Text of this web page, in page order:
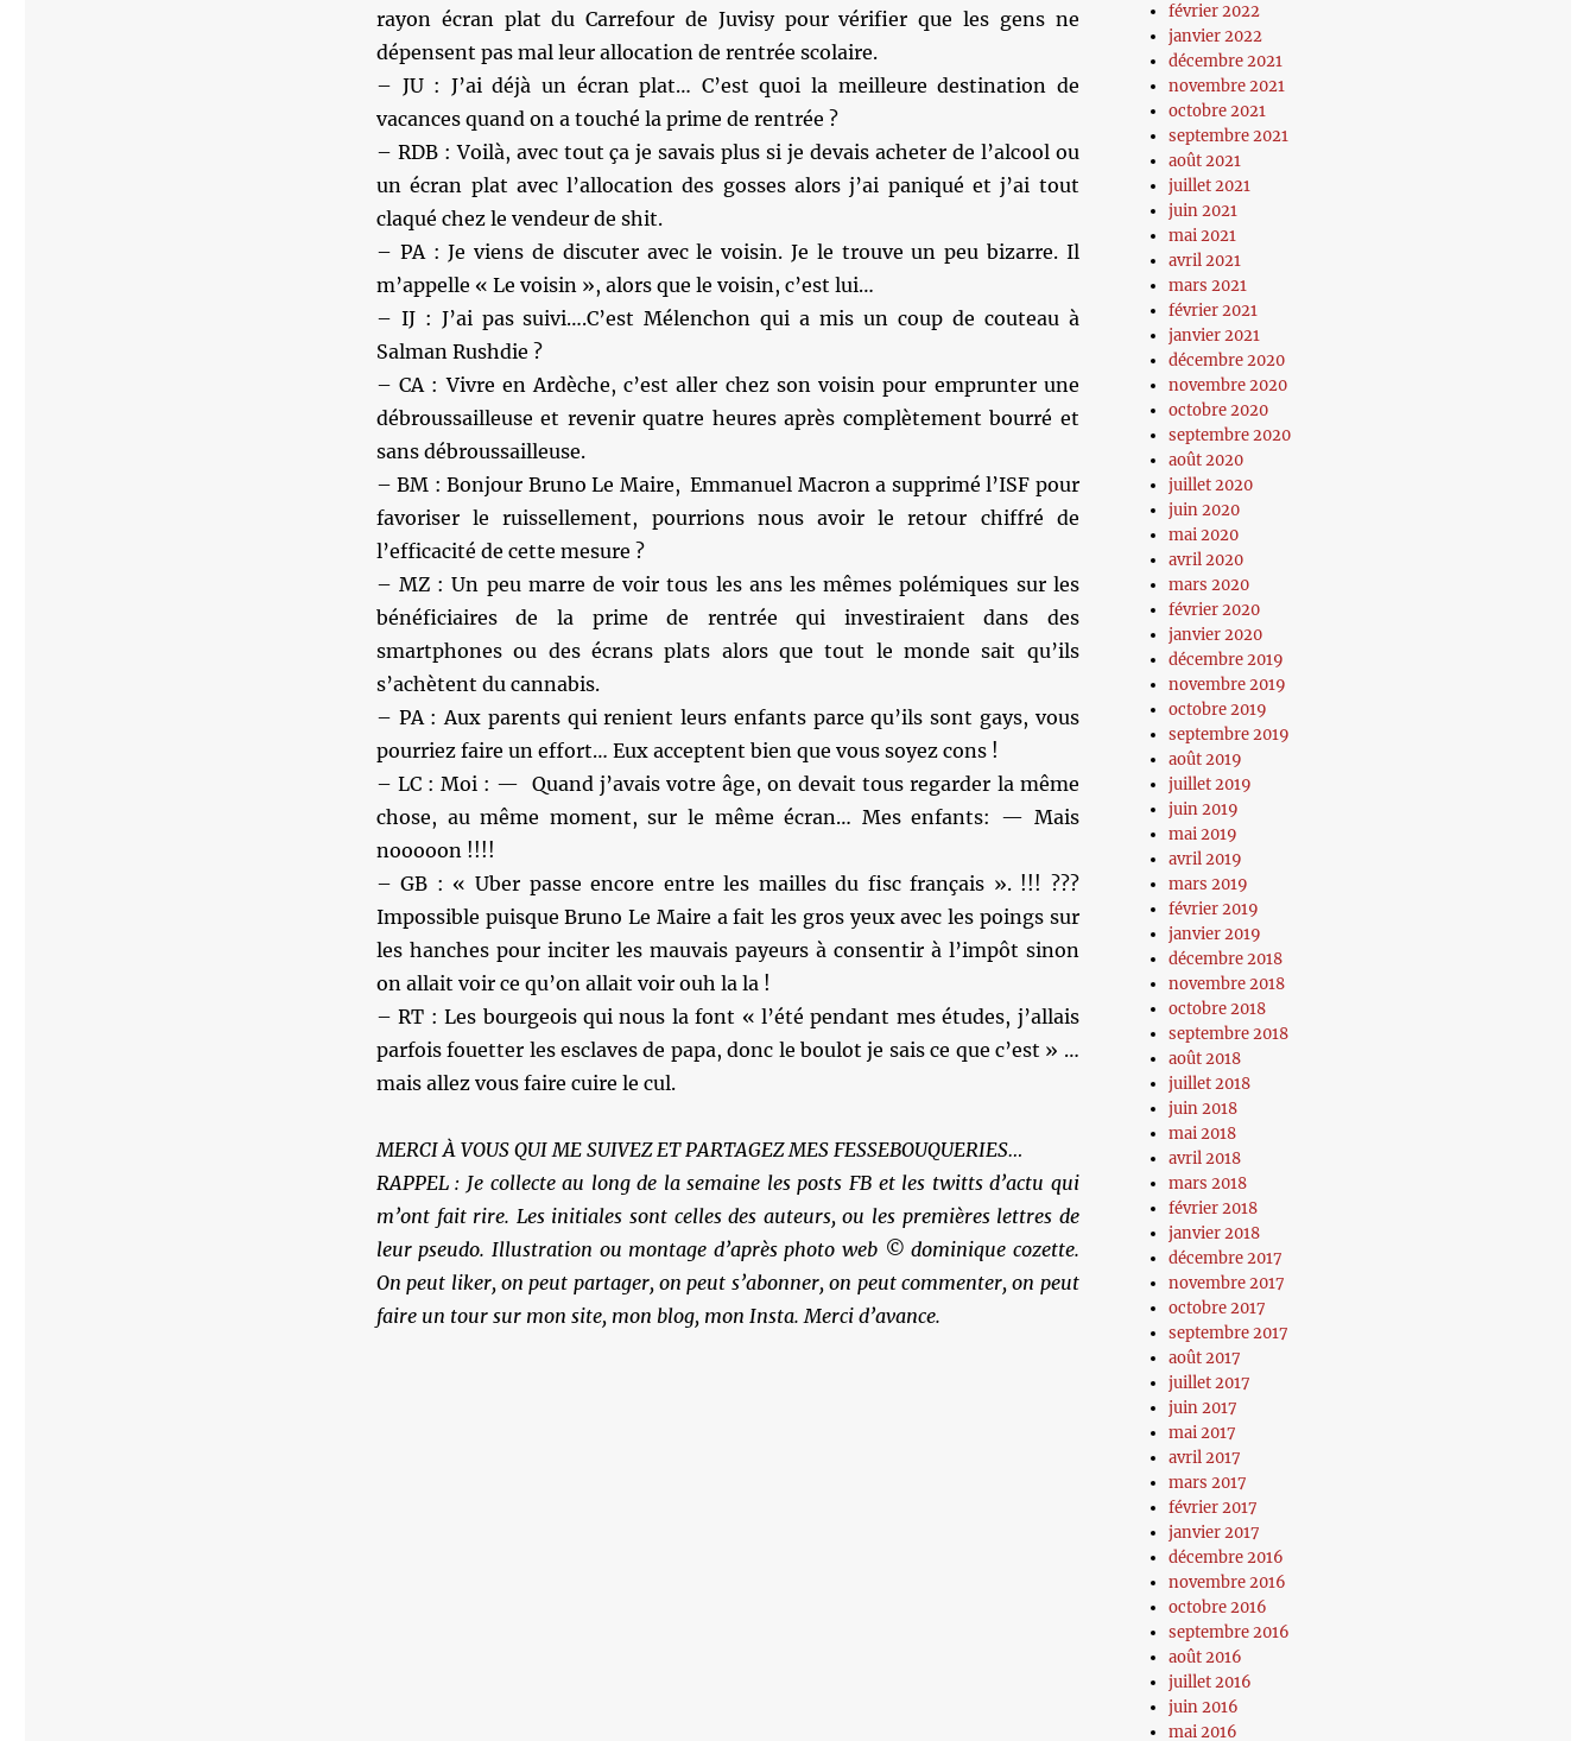
rayon écran plat du Carrefour de Juvisy pour vérifier que les gens ne
dépensent pas mal leur allocation de rentrée scolaire.
– JU : J’ai déjà un écran plat… C’est quoi la meilleure destination de
vacances quand on a touché la prime de rentrée ?
– RDB : Voilà, avec tout ça je savais plus si je devais acheter de l’alcool ou
un écran plat avec l’allocation des gosses alors j’ai paniqué et j’ai tout
claqué chez le vendeur de shit.
– PA : Je viens de discuter avec le voisin. Je le trouve un peu bizarre. Il
m’appelle « Le voisin », alors que le voisin, c’est lui…
– IJ : J’ai pas suivi….C’est Mélenchon qui a mis un coup de couteau à
Salman Rushdie ?
– CA : Vivre en Ardèche, c’est aller chez son voisin pour emprunter une
débroussailleuse et revenir quatre heures après complètement bourré et
sans débroussailleuse.
– BM : Bonjour Bruno Le Maire, Emmanuel Macron a supprimé l’ISF pour
favoriser le ruissellement, pourrions nous avoir le retour chiffré de
l’efficacité de cette mesure ?
– MZ : Un peu marre de voir tous les ans les mêmes polémiques sur les
bénéficiaires de la prime de rentrée qui investiraient dans des
smartphones ou des écrans plats alors que tout le monde sait qu’ils
s’achètent du cannabis.
– PA : Aux parents qui renient leurs enfants parce qu’ils sont gays, vous
pourriez faire un effort… Eux acceptent bien que vous soyez cons !
– LC : Moi : — Quand j’avais votre âge, on devait tous regarder la même
chose, au même moment, sur le même écran… Mes enfants: — Mais
nooooon !!!!
– GB : « Uber passe encore entre les mailles du fisc français ». !!! ???
Impossible puisque Bruno Le Maire a fait les gros yeux avec les poings sur
les hanches pour inciter les mauvais payeurs à consentir à l’impôt sinon
on allait voir ce qu’on allait voir ouh la la !
– RT : Les bourgeois qui nous la font « l’été pendant mes études, j’allais
parfois fouetter les esclaves de papa, donc le boulot je sais ce que c’est » …
mais allez vous faire cuire le cul.
MERCI À VOUS QUI ME SUIVEZ ET PARTAGEZ MES FESSEBOUQUERIES…
RAPPEL : Je collecte au long de la semaine les posts FB et les twitts d’actu qui
m’ont fait rire. Les initiales sont celles des auteurs, ou les premières lettres de
leur pseudo. Illustration ou montage d’après photo web © dominique cozette.
On peut liker, on peut partager, on peut s’abonner, on peut commenter, on peut
faire un tour sur mon site, mon blog, mon Insta. Merci d’avance.
février 2022
janvier 2022
décembre 2021
novembre 2021
octobre 2021
septembre 2021
août 2021
juillet 2021
juin 2021
mai 2021
avril 2021
mars 2021
février 2021
janvier 2021
décembre 2020
novembre 2020
octobre 2020
septembre 2020
août 2020
juillet 2020
juin 2020
mai 2020
avril 2020
mars 2020
février 2020
janvier 2020
décembre 2019
novembre 2019
octobre 2019
septembre 2019
août 2019
juillet 2019
juin 2019
mai 2019
avril 2019
mars 2019
février 2019
janvier 2019
décembre 2018
novembre 2018
octobre 2018
septembre 2018
août 2018
juillet 2018
juin 2018
mai 2018
avril 2018
mars 2018
février 2018
janvier 2018
décembre 2017
novembre 2017
octobre 2017
septembre 2017
août 2017
juillet 2017
juin 2017
mai 2017
avril 2017
mars 2017
février 2017
janvier 2017
décembre 2016
novembre 2016
octobre 2016
septembre 2016
août 2016
juillet 2016
juin 2016
mai 2016